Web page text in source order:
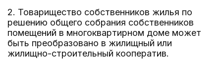
2. Товарищество собственников жилья по
решению общего собрания собственников
помещений в многоквартирном доме может
быть преобразовано в жилищный или
жилищно-строительный кооператив.